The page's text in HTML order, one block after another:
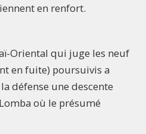
en renfort.
Oriental qui juge les neuf
en fuite) poursuivis a
défense une descente
où le présumé